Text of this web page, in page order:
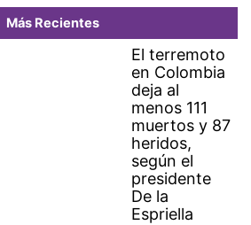
Más Recientes
El terremoto
en Colombia
deja al
menos 111
muertos y 87
heridos,
según el
presidente
De la
Espriella